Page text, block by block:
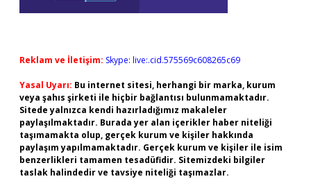
Reklam ve İletişim: Skype: live:.cid.575569c608265c69
Yasal Uyarı: Bu internet sitesi, herhangi bir marka, kurum
veya şahıs şirketi ile hiçbir bağlantısı bulunmamaktadır.
Sitede yalnızca kendi hazırladığımız makaleler
paylaşılmaktadır. Burada yer alan içerikler haber niteliği
taşımamakta olup, gerçek kurum ve kişiler hakkında
paylaşım yapılmamaktadır. Gerçek kurum ve kişiler ile isim
benzerlikleri tamamen tesadüfidir. Sitemizdeki bilgiler
taslak halindedir ve tavsiye niteliği taşımazlar.